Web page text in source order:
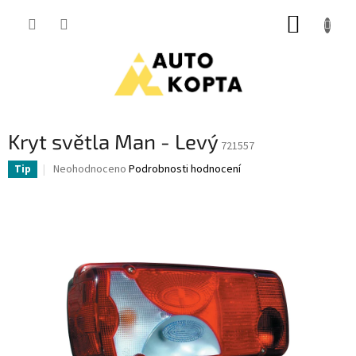
Kryt světla Man - Levý 721557
Tip
Průměrné
hvězdiček.
Neohodnoceno Podrobnosti hodnocení